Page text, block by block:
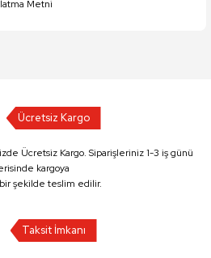
Metni
Ücretsiz Kargo
Ücretsiz Kargo. Siparişleriniz 1-3 iş günü
kargoya
şekilde teslim edilir.
Taksit İmkanı